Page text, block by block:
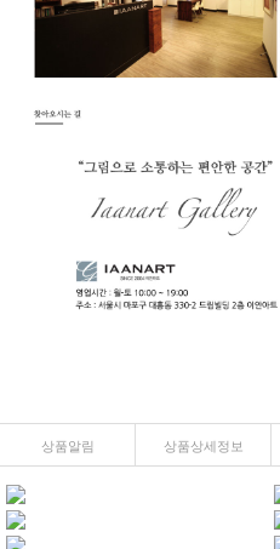
상품알림 상품상세정보